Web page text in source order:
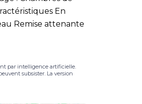
En
Remise attenante
par intelligence artificielle.
subsister. La version